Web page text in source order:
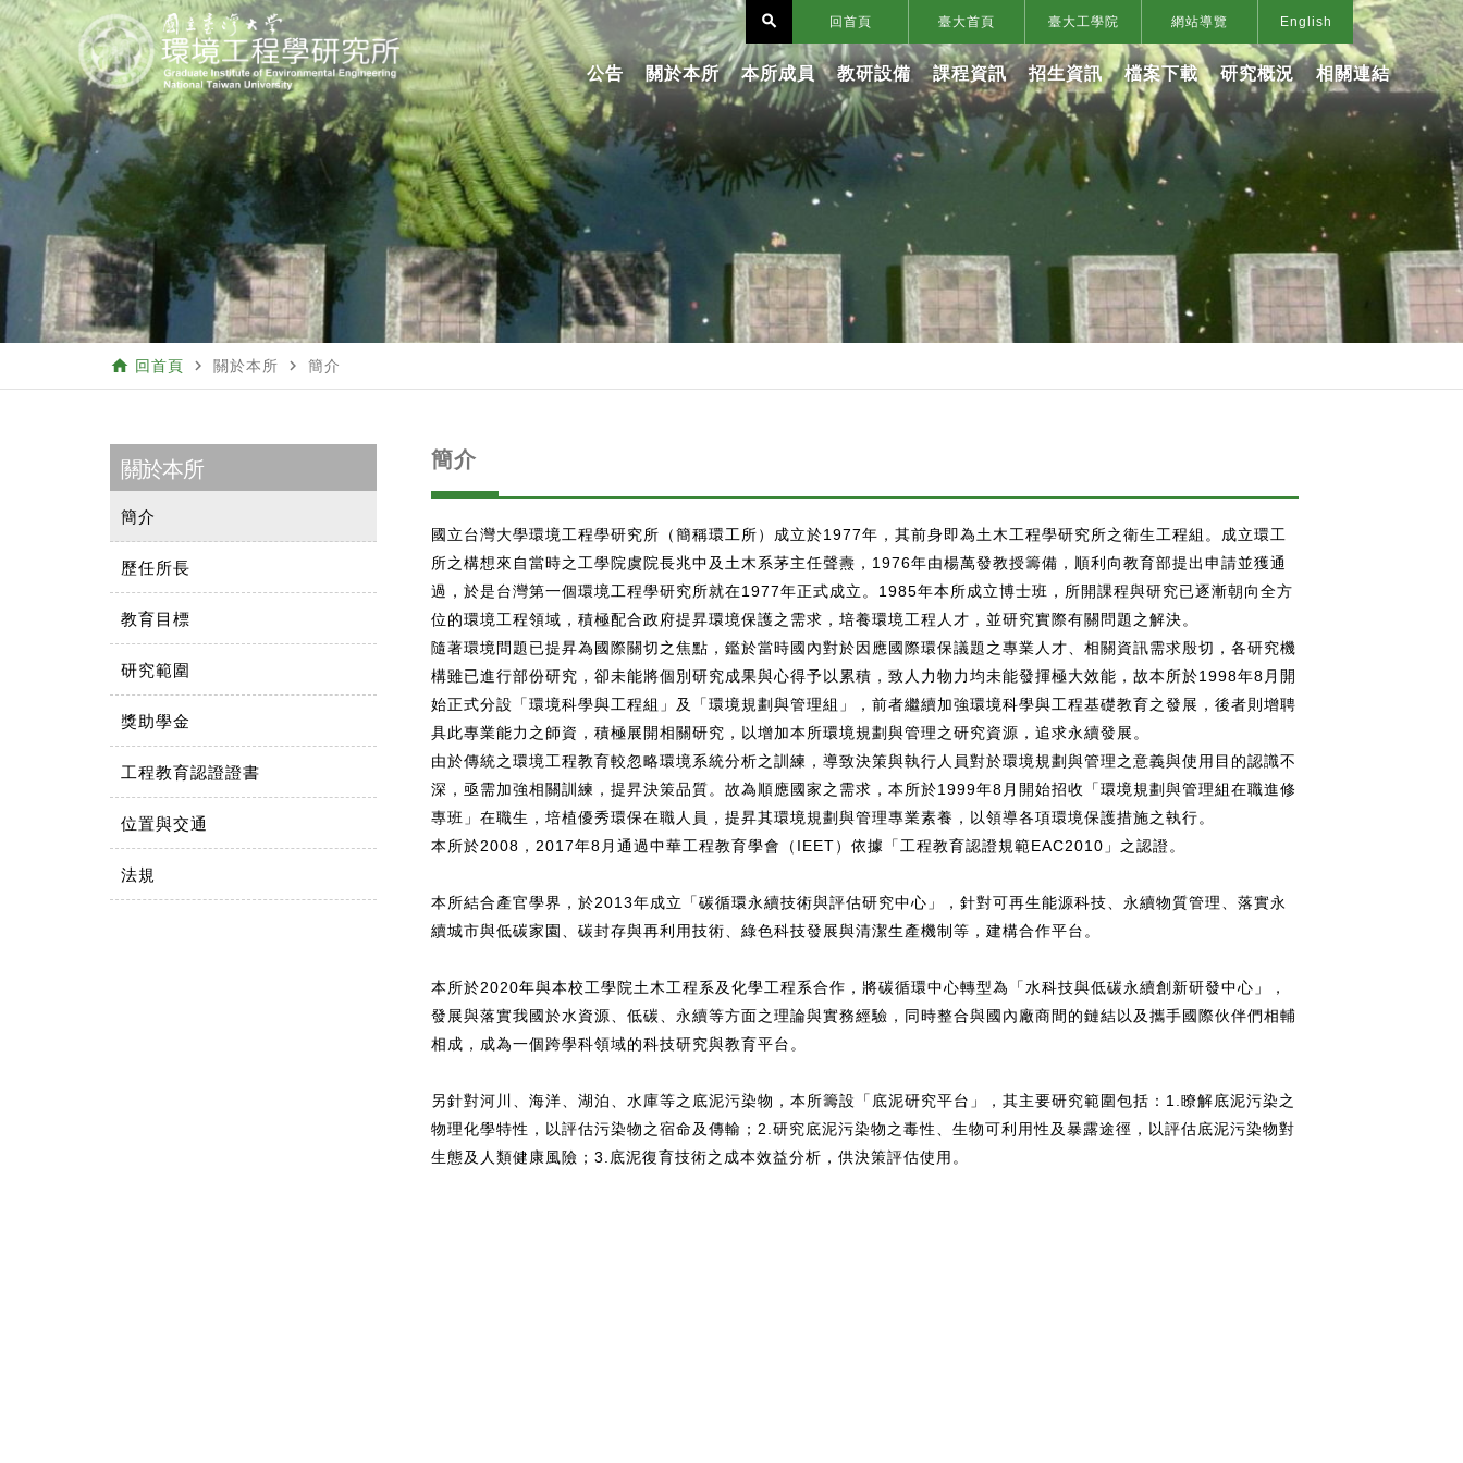
回首頁 臺大首頁 臺大工學院 網站導覽
search English
公告 關於本所 本所成員 教研設備 課程資訊 招生資訊 檔案下載 研究概況 相關連結
home 回首頁 navigate_next 關於本所 navigate_next 簡介
關於本所
簡介
歷任所長
教育目標
研究範圍
獎助學金
工程教育認證證書
位置與交通
法規
簡介
國立台灣大學環境工程學研究所（簡稱環工所）成立於1977年，其前身即為土木工程學研究所之衛生工程組。成立環工
所之構想來自當時之工學院虞院長兆中及土木系茅主任聲燾，1976年由楊萬發教授籌備，順利向教育部提出申請並獲通
過，於是台灣第一個環境工程學研究所就在1977年正式成立。1985年本所成立博士班，所開課程與研究已逐漸朝向全方
位的環境工程領域，積極配合政府提昇環境保護之需求，培養環境工程人才，並研究實際有關問題之解決。
隨著環境問題已提昇為國際關切之焦點，鑑於當時國內對於因應國際環保議題之專業人才、相關資訊需求殷切，各研究機
構雖已進行部份研究，卻未能將個別研究成果與心得予以累積，致人力物力均未能發揮極大效能，故本所於1998年8月開
始正式分設「環境科學與工程組」及「環境規劃與管理組」，前者繼續加強環境科學與工程基礎教育之發展，後者則增聘
具此專業能力之師資，積極展開相關研究，以增加本所環境規劃與管理之研究資源，追求永續發展。
由於傳統之環境工程教育較忽略環境系統分析之訓練，導致決策與執行人員對於環境規劃與管理之意義與使用目的認識不
深，亟需加強相關訓練，提昇決策品質。故為順應國家之需求，本所於1999年8月開始招收「環境規劃與管理組在職進修
專班」在職生，培植優秀環保在職人員，提昇其環境規劃與管理專業素養，以領導各項環境保護措施之執行。
本所於2008，2017年8月通過中華工程教育學會（IEET）依據「工程教育認證規範EAC2010」之認證。
本所結合產官學界，於2013年成立「碳循環永續技術與評估研究中心」，針對可再生能源科技、永續物質管理、落實永
續城市與低碳家園、碳封存與再利用技術、綠色科技發展與清潔生產機制等，建構合作平台。
本所於2020年與本校工學院土木工程系及化學工程系合作，將碳循環中心轉型為「水科技與低碳永續創新研發中心」，
發展與落實我國於水資源、低碳、永續等方面之理論與實務經驗，同時整合與國內廠商間的鏈結以及攜手國際伙伴們相輔
相成，成為一個跨學科領域的科技研究與教育平台。
另針對河川、海洋、湖泊、水庫等之底泥污染物，本所籌設「底泥研究平台」，其主要研究範圍包括：1.瞭解底泥污染之
物理化學特性，以評估污染物之宿命及傳輸；2.研究底泥污染物之毒性、生物可利用性及暴露途徑，以評估底泥污染物對
生態及人類健康風險；3.底泥復育技術之成本效益分析，供決策評估使用。